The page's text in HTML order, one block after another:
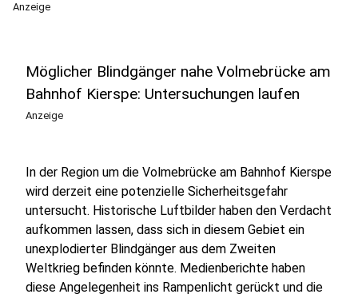
Anzeige
Möglicher Blindgänger nahe Volmebrücke am
Bahnhof Kierspe: Untersuchungen laufen
Anzeige
In der Region um die Volmebrücke am Bahnhof Kierspe
wird derzeit eine potenzielle Sicherheitsgefahr
untersucht. Historische Luftbilder haben den Verdacht
aufkommen lassen, dass sich in diesem Gebiet ein
unexplodierter Blindgänger aus dem Zweiten
Weltkrieg befinden könnte. Medienberichte haben
diese Angelegenheit ins Rampenlicht gerückt und die